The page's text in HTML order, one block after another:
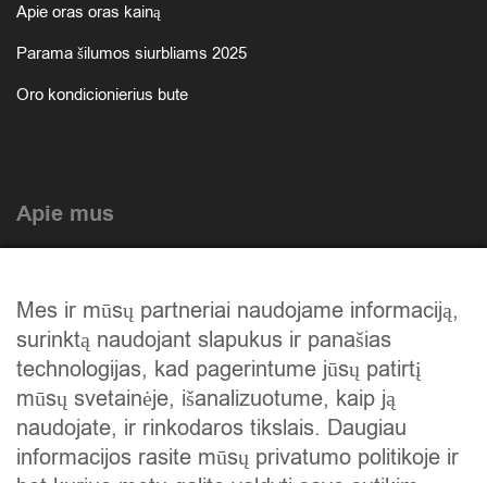
Apie oras oras kainą
Parama šilumos siurbliams 2025
Oro kondicionierius bute
Apie mus
Mūsų istorija
Privatumo politika
Slapukų politika
Atsiskaitymas
Mes ir mūsų partneriai naudojame informaciją,
surinktą naudojant slapukus ir panašias
technologijas, kad pagerintume jūsų patirtį
mūsų svetainėje, išanalizuotume, kaip ją
naudojate, ir rinkodaros tikslais. Daugiau
informacijos rasite mūsų privatumo politikoje ir